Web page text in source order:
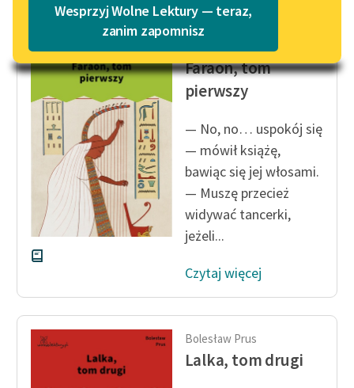
Lektury szkolne i klasyka
literatury do słuchania dla
uczennic i uczniów z
niepełnosprawnościami
E-kolekcja lektur
szkolnych i literatury do
słuchania dla uczennic i
uczniów z
niepełnosprawnościami
Feministyczne inspiracje.
skandynawskiej literatury
Ręce pełne poezji
Kolekcje edukacyjne
twórców przechodzących
Wesprzyj Wolne Lektury — teraz,
zanim zapomnisz
Faraon, tom
pierwszy
— No, no… uspokój się
— mówił książę,
bawiąc się jej włosami.
— Muszę przecież
widywać tancerki,
jeżeli...
Czytaj więcej
Bolesław Prus
Lalka, tom drugi